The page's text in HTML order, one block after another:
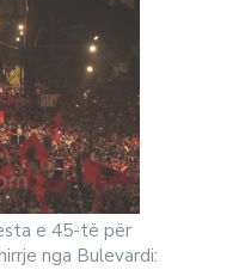
e 45-të për
nga Bulevardi: